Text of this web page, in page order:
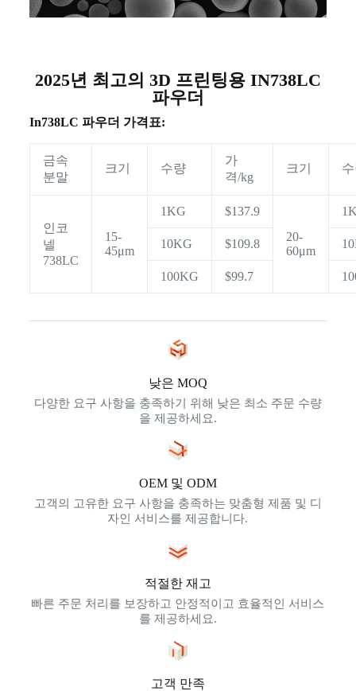
2025년 최고의 3D 프린팅용 IN738LC
파우더
In738LC 파우더 가격표:
금속
분말
크기 수량
가
격/kg
크기
인코
넬
738LC
15-
45μm
1KG
$137.9
20-
60μm
10KG $109.8
100KG $99.7
낮은 MOQ
다양한 요구 사항을 충족하기 위해 낮은 최소 주문 수량
을 제공하세요.
OEM 및 ODM
고객의 고유한 요구 사항을 충족하는 맞춤형 제품 및 디
자인 서비스를 제공합니다.
적절한 재고
빠른 주문 처리를 보장하고 안정적이고 효율적인 서비스
를 제공하세요.
고객 만족